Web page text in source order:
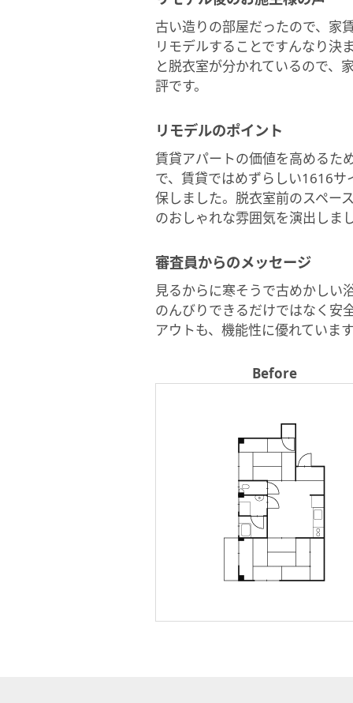
古い造りの部屋だったので、家
リモデルすることですんなり決
と脱衣室が分かれているので、
評です。
リモデルのポイント
賃貸アパートの価値を高めるた
で、賃貸ではめずらしい1616
保しました。脱衣室前のスペー
のおしゃれな雰囲気を演出しまし
審査員からのメッセージ
見るからに寒そうで古めかしい
のんびりできるだけではなく安
アウトも、機能性に優れています
Before